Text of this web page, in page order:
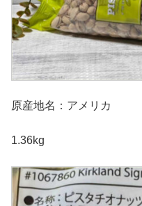
原産地名：アメリカ
1.36kg